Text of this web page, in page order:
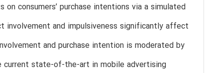
consumers’ purchase intentions via a simulated
and impulsiveness significantly affect
and purchase intention is moderated by
current state-of-the-art in mobile advertising